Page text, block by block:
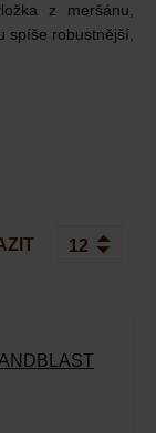
z meršánu,
spíše robustnější,